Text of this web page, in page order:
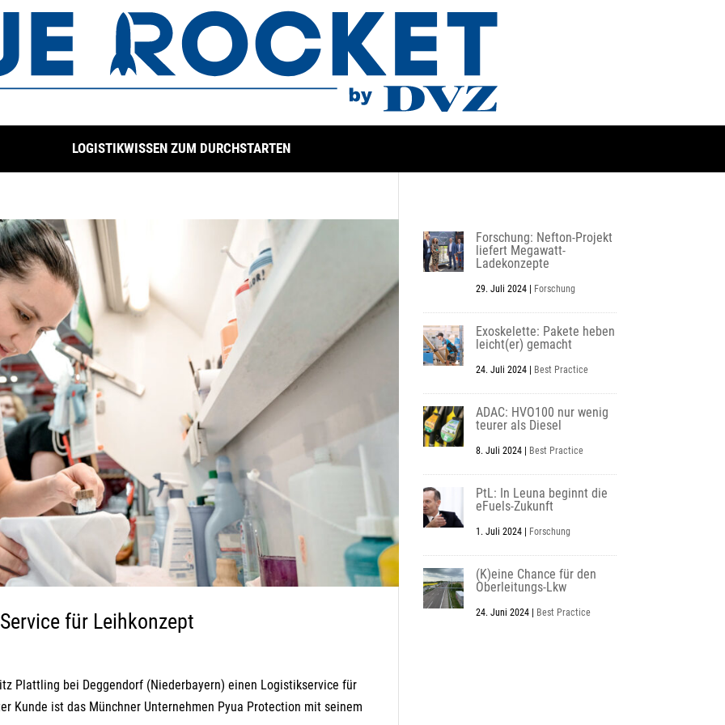
LOGISTIKWISSEN ZUM DURCHSTARTEN
für Leihkonzept
Plattling bei Deggendorf (Niederbayern) einen Logistikservice für
Kunde ist das Münchner Unternehmen Pyua Protection mit seinem
Forschung: Nefton-Projekt
liefert Megawatt-
Ladekonzepte
29. Juli 2024| Forschung
Exoskelette: Pakete heben
leicht(er) gemacht
24. Juli 2024| Best Practice
ADAC: HVO100 nur wenig
teurer als Diesel
8. Juli 2024| Best Practice
PtL: In Leuna beginnt die
eFuels-Zukunft
1. Juli 2024| Forschung
(K)eine Chance für den
Oberleitungs-Lkw
24. Juni 2024| Best Practice